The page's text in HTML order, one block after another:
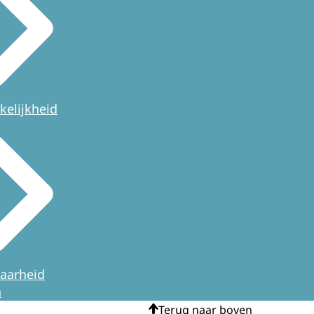
Terug naar boven